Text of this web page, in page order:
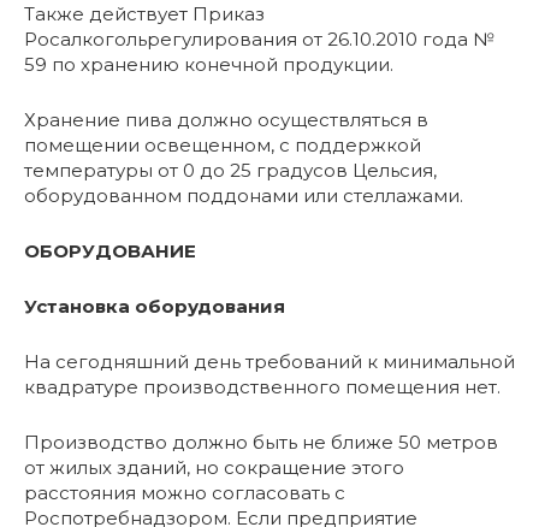
Также действует Приказ
Росалкогольрегулирования от 26.10.2010 года №
59 по хранению конечной продукции.
Хранение пива должно осуществляться в
помещении освещенном, с поддержкой
температуры от 0 до 25 градусов Цельсия,
оборудованном поддонами или стеллажами.
ОБОРУДОВАНИЕ
Установка оборудования
На сегодняшний день требований к минимальной
квадратуре производственного помещения нет.
Производство должно быть не ближе 50 метров
от жилых зданий, но сокращение этого
расстояния можно согласовать с
Роспотребнадзором. Если предприятие